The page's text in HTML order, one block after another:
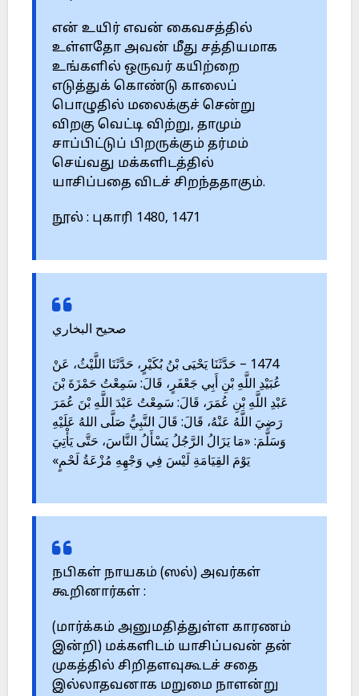
என் உயிர் எவன் கைவசத்தில்
உள்ளதோ அவன் மீது சத்தியமாக
உங்களில் ஒருவர் கயிற்றை
எடுத்துக் கொண்டு காலைப்
பொழுதில் மலைக்குச் சென்று
விறகு வெட்டி விற்று, தாமும்
சாப்பிட்டுப் பிறருக்கும் தர்மம்
செய்வது மக்களிடத்தில்
யாசிப்பதை விடச் சிறந்ததாகும்.
நூல் : புகாரி 1480, 1471
صحيح البخاري
1474 – حَدَّثَنَا يَحْيَى بْنُ بُكَيْرٍ، حَدَّثَنَا اللَّيْثُ، عَنْ
عُبَيْدِ اللَّهِ بْنِ أَبِي جَعْفَرٍ، قَالَ: سَمِعْتُ حَمْزَةَ بْنَ
عَبْدِ اللَّهِ بْنِ عُمَرَ، قَالَ: سَمِعْتُ عَبْدَ اللَّهِ بْنَ عُمَرَ
رَضِيَ اللَّهُ عَنْهُ، قَالَ: قَالَ النَّبِيُّ صَلَّى اللهُ عَلَيْهِ
وَسَلَّمَ: «مَا يَزَالُ الرَّجُلُ يَسْأَلُ النَّاسَ، حَتَّى يَأْتِيَ
يَوْمَ القِيَامَةِ لَيْسَ فِي وَجْهِهِ مُزْعَةُ لَحْمٍ»
நபிகள் நாயகம் (ஸல்) அவர்கள்
கூறினார்கள் :
(மார்க்கம் அனுமதித்துள்ள காரணம்
இன்றி) மக்களிடம் யாசிப்பவன் தன்
முகத்தில் சிறிதளவுகூடச் சதை
இல்லாதவனாக மறுமை நாளன்று